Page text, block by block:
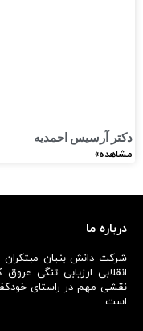
دکتر آرسیس احمدیه
مشاهده»
درباره ما
شرکت دانش بنیان مبتکران
انقلابی ارزیابی تنگی
نقشی مهم در راستای
است.